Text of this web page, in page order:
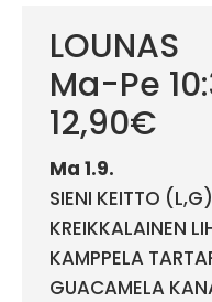
LOUNAS
Ma-Pe
12,90€
Ma 1.9.
SIENI KEITTO (L,G)
KREIKKALAINEN
KAMPPELA
GUACAMELA